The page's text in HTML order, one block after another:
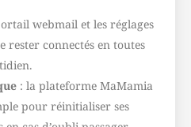
webmail et les réglages
rester connectés en toutes
: la plateforme MaMamia
pour réinitialiser ses